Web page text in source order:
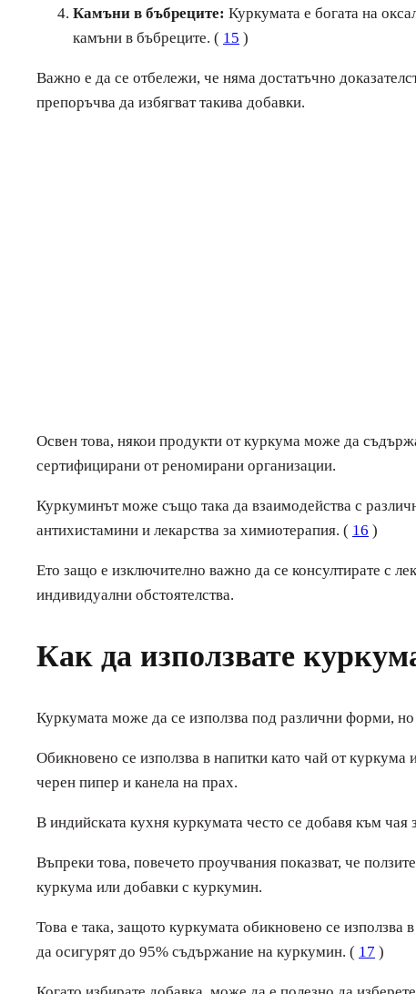
Камъни в бъбреците: Куркумата е богата на
камъни в бъбреците. ( 15 )
Важно е да се отбележи, че няма достатъчно
препоръчва да избягват такива добавки.
Освен това, някои продукти от куркума може да
сертифицирани от реномирани организации.
Куркуминът може също така да взаимодейства с
антихистамини и лекарства за химиотерапия. ( 16 )
Ето защо е изключително важно да се консултирате с
индивидуални обстоятелства.
Как да използвате
Куркумата може да се използва под различни форми,
Обикновено се използва в напитки като чай от куркума
черен пипер и канела на прах.
В индийската кухня куркумата често се добавя към
Въпреки това, повечето проучвания показват, че
куркума или добавки с куркумин.
Това е така, защото куркумата обикновено се
да осигурят до 95% съдържание на куркумин. ( 17 )